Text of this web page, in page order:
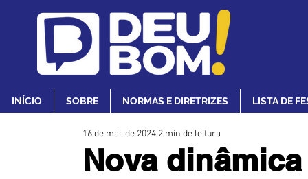
INÍCIO SOBRE NORMAS E DIRETRIZES LISTA DE
Nova
16 de mai. de 2024 2 min de leitura